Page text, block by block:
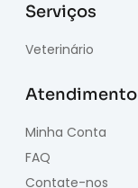
Serviços
Veterinário
Atendimento
Minha Conta
FAQ
Contate-nos